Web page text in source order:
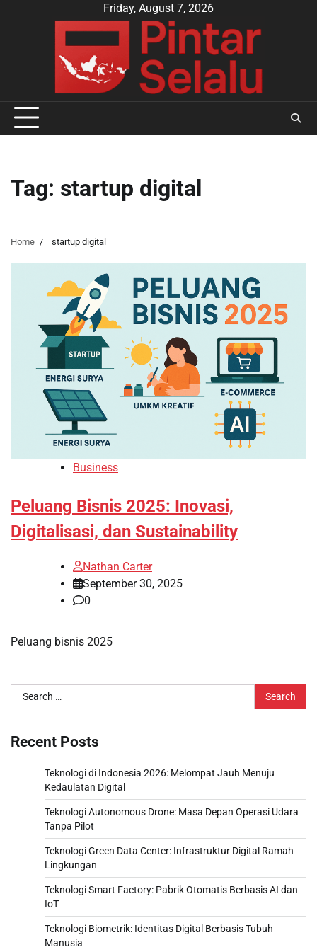
Friday, August 7, 2026
Tag: startup digital
Home startup digital
Business
Peluang Bisnis 2025: Inovasi,
Digitalisasi, dan Sustainability
Nathan Carter
September 30, 2025
0
Peluang bisnis 2025
Search
for:
Recent Posts
Teknologi di Indonesia 2026: Melompat Jauh Menuju
Kedaulatan Digital
Teknologi Autonomous Drone: Masa Depan Operasi Udara
Tanpa Pilot
Teknologi Green Data Center: Infrastruktur Digital Ramah
Lingkungan
Teknologi Smart Factory: Pabrik Otomatis Berbasis AI dan
IoT
Teknologi Biometrik: Identitas Digital Berbasis Tubuh
Manusia